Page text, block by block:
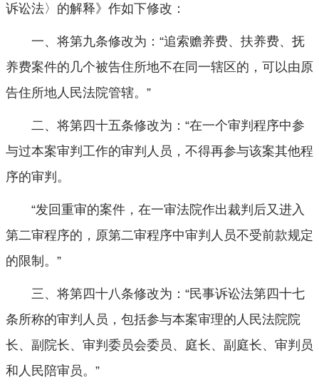
诉讼法〉的解释》作如下修改：
一、将第九条修改为：“追索赡养费、扶养费、抚
养费案件的几个被告住所地不在同一辖区的，可以由原
告住所地人民法院管辖。”
二、将第四十五条修改为：“在一个审判程序中参
与过本案审判工作的审判人员，不得再参与该案其他程
序的审判。
“发回重审的案件，在一审法院作出裁判后又进入
第二审程序的，原第二审程序中审判人员不受前款规定
的限制。”
三、将第四十八条修改为：“民事诉讼法第四十七
条所称的审判人员，包括参与本案审理的人民法院院
长、副院长、审判委员会委员、庭长、副庭长、审判员
和人民陪审员。”